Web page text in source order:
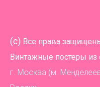
(c) Все права
Винтажные постеры из
г. Москва (м.